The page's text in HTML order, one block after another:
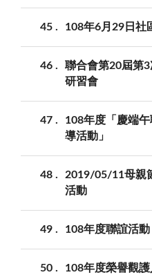
45 108年6月29日社
46
聯合會第20屆第
研習會
47
108年度「慶端
導活動」
48
2019/05/11母親
活動
49 108年度聯誼活動
50
108年度榮譽觀